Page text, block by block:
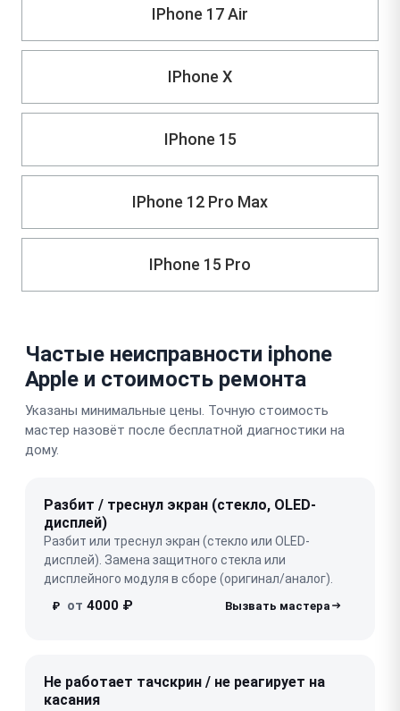
IPhone 17 Air
IPhone X
IPhone 15
IPhone 12 Pro Max
IPhone 15 Pro
Частые неисправности iphone
Apple и стоимость ремонта
Указаны минимальные цены. Точную стоимость
мастер назовёт после бесплатной диагностики на
дому.
Разбит / треснул экран (стекло, OLED-
дисплей)
Разбит или треснул экран (стекло или OLED-
дисплей). Замена защитного стекла или
дисплейного модуля в сборе (оригинал/аналог).
₽ от 4000 ₽
Не работает тачскрин / не реагирует на
касания